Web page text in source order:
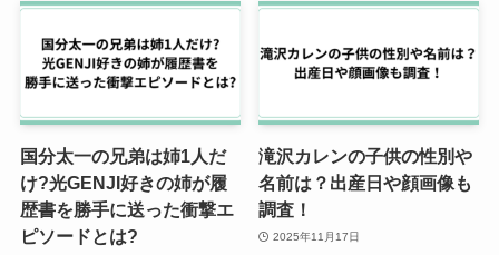
国分太一の兄弟は姉1人だ
け?光GENJI好きの姉が履
歴書を勝手に送った衝撃エ
ピソードとは?
滝沢カレンの子供の性別や
名前は？出産日や顔画像も
調査！
2025年11月17日